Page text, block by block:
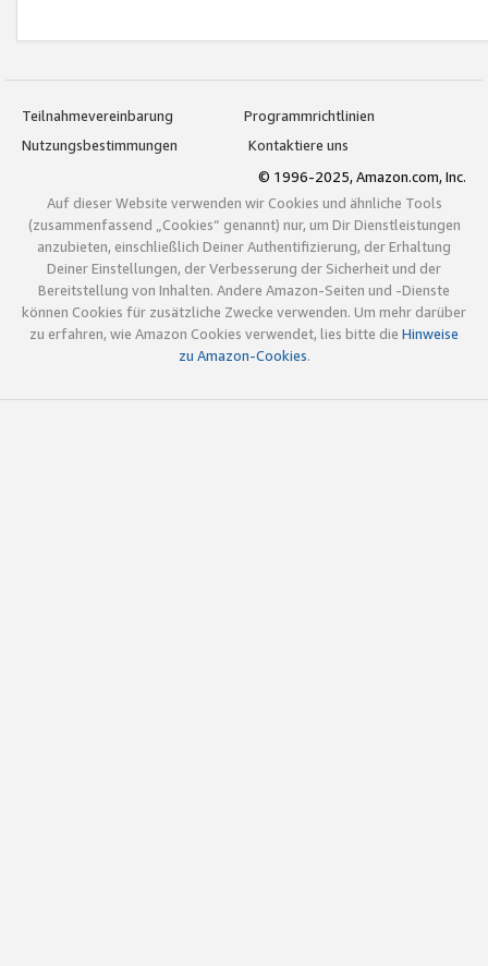
Teilnahmevereinbarung
Programmrichtlinien
Nutzungsbestimmungen
Kontaktiere uns
© 1996-2025, Amazon.com, Inc.
Auf dieser Website verwenden wir Cookies und ähnliche Tools
(zusammenfassend „Cookies“ genannt) nur, um Dir Dienstleistungen
anzubieten, einschließlich Deiner Authentifizierung, der Erhaltung
Deiner Einstellungen, der Verbesserung der Sicherheit und der
Bereitstellung von Inhalten. Andere Amazon-Seiten und -Dienste
können Cookies für zusätzliche Zwecke verwenden. Um mehr darüber
zu erfahren, wie Amazon Cookies verwendet, lies bitte die Hinweise
zu Amazon-Cookies.